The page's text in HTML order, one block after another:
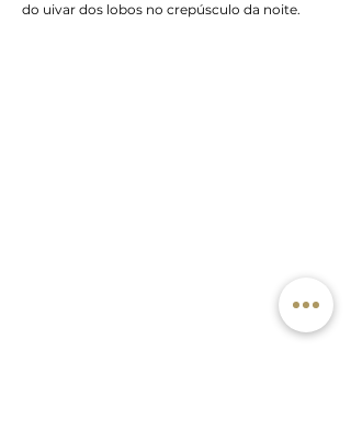
do uivar dos lobos no crepúsculo da noite.